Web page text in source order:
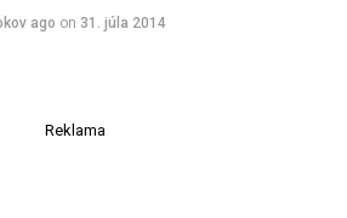
ago on 31. júla 2014
Reklama